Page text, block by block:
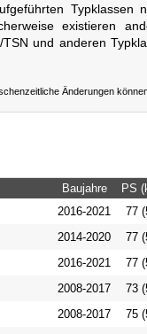
Typklassen
existieren
und anderen
Änderungen
Baujahre
PS
2016-2021
77
2014-2020
77
2016-2021
77
2008-2017
73
2008-2017
75